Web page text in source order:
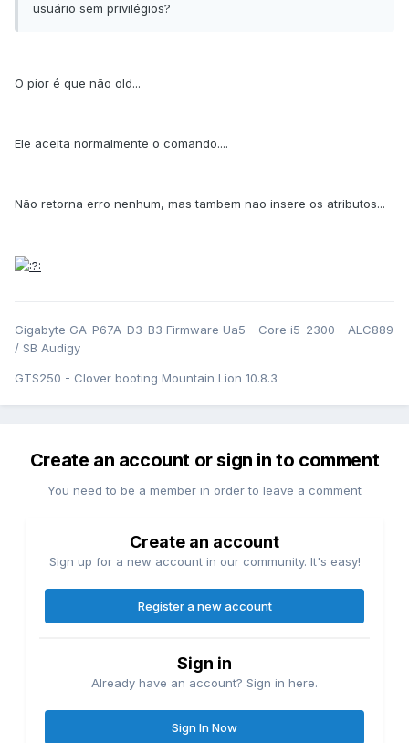
usuário sem privilégios?
O pior é que não old...
Ele aceita normalmente o comando....
Não retorna erro nenhum, mas tambem nao insere os atributos...
Gigabyte GA-P67A-D3-B3 Firmware Ua5 - Core i5-2300 - ALC889
/ SB Audigy
GTS250 - Clover booting Mountain Lion 10.8.3
Create an account or sign in to comment
You need to be a member in order to leave a comment
Create an account
Sign up for a new account in our community. It's easy!
Register a new account
Sign in
Already have an account? Sign in here.
Sign In Now